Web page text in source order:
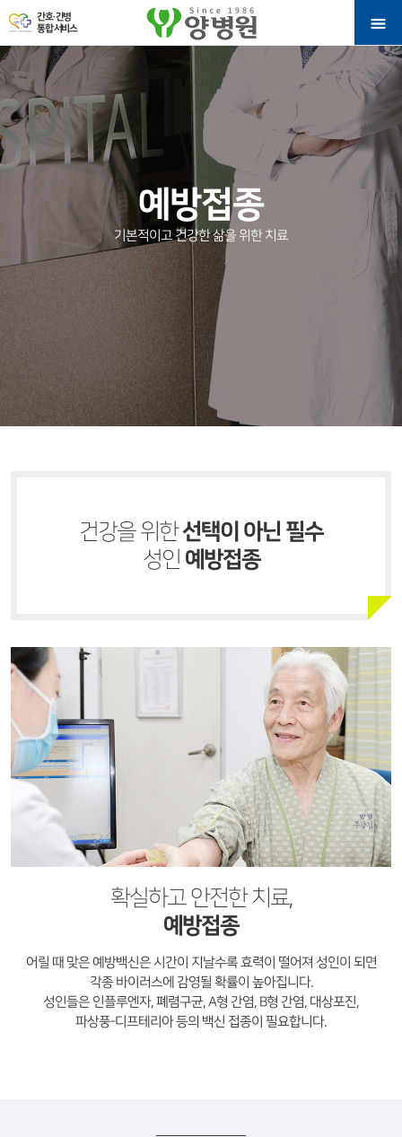
간호·간병
통합 서비스
예방접종
기본적이고 건강한 삶을 위한 치료
건강을 위한선택이 아닌 필수
성인 예방접종
확실하고 안전한 치료,
예방접종
어릴 때 맞은 예방백신은 시간이 지날수록 효력이 떨어져 성인이 되면
각종 바이러스에 감영될 확률이 높아집니다.
성인들은 인플루엔자, 폐렴구균, A형 간염, B형 간염, 대상포진,
파상풍-디프테리아 등의 백신 접종이 필요합니다.